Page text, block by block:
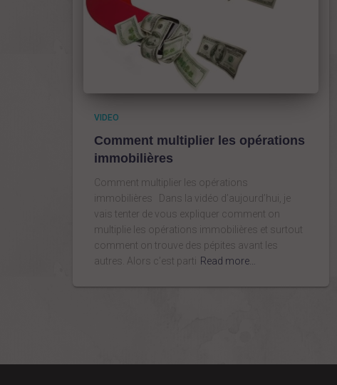
VIDEO
Comment multiplier les opérations
immobilières
Comment multiplier les opérations
immobilières Dans la vidéo d’aujourd’hui, je
vais tenter de vous expliquer comment on
multiplie les opérations immobilières et surtout
comment on trouve des pépites avant les
autres. Alors c’est parti Read more…